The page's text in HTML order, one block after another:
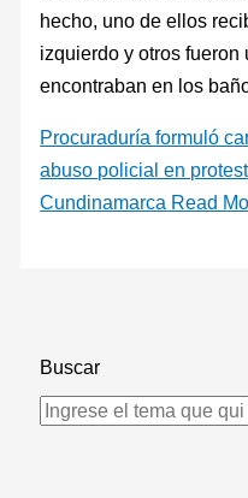
hecho, uno de ellos
izquierdo y otros
encontraban en los
Procuraduría formuló
abuso policial en
Cundinamarca Read
Buscar